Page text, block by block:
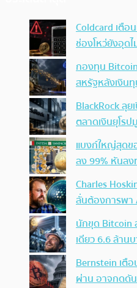
Coldcard เตื
ช่องโหว่ยังอุดไ
กองทุน Bitcoin
สหรัฐหลังเงิน
BlackRock ลุ
ตลาดเงินยุโร
แบงก์ใหญ่สุดข
ลง 99% หันลง
Charles
ลั่นต้องการพา
นักขุด Bitcoin
เดียว 6.6 ล้าน
Bernstein เตื
ผ่าน อาจกดดั